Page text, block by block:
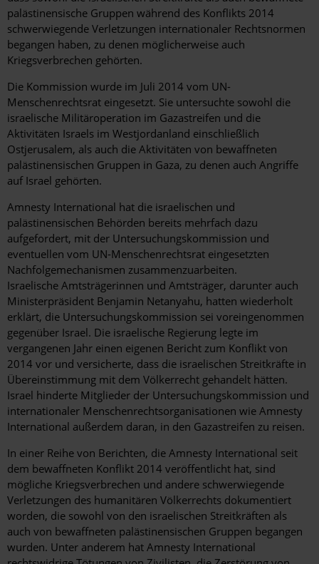
palästinensische Gruppen während des Konflikts 2014
schwerwiegende Verletzungen internationaler Rechtsnormen
begangen haben, zu denen möglicherweise auch
Kriegsverbrechen gehörten.
Die Kommission wurde im Juli 2014 vom UN-
Menschenrechtsrat eingesetzt. Sie untersuchte sowohl die
israelische Militäroperation im Gazastreifen und die
Aktivitäten Israels im Westjordanland einschließlich
Ostjerusalem, als auch die Aktivitäten von bewaffneten
palästinensischen Gruppen in Gaza, zu denen auch Angriffe
auf Israel gehörten.
Amnesty International hat die israelischen und
palästinensischen Behörden bereits mehrfach dazu
aufgefordert, mit der Untersuchungskommission und
eventuellen vom UN-Menschenrechtsrat eingesetzten
Nachfolgemechanismen zusammenzuarbeiten.
Israelische Amtsträgerinnen und Amtsträger, darunter auch
Ministerpräsident Benjamin Netanyahu, hatten wiederholt
erklärt, die Untersuchungskommission sei voreingenommen
gegenüber Israel. Die israelische Regierung legte im
vergangenen Jahr einen eigenen Bericht zum Konflikt von
2014 vor und versicherte, dass die israelischen Streitkräfte in
Übereinstimmung mit dem Völkerrecht gehandelt hätten.
Israel hinderte Mitglieder der Untersuchungskommission und
internationaler Menschenrechtsorganisationen wie Amnesty
International außerdem daran, in den Gazastreifen zu reisen.
In einer Reihe von Berichten, die Amnesty International seit
dem bewaffneten Konflikt 2014 veröffentlicht hat, sind
mögliche Kriegsverbrechen und andere schwerwiegende
Verletzungen des humanitären Völkerrechts dokumentiert
worden, die sowohl von den israelischen Streitkräften als
auch von bewaffneten palästinensischen Gruppen begangen
wurden. Unter anderem hat Amnesty International